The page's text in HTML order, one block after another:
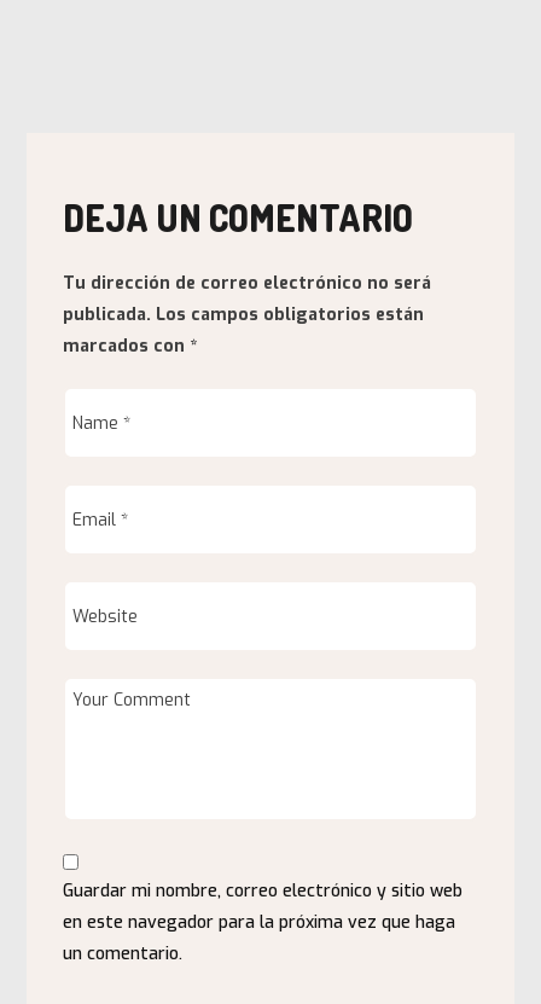
DEJA UN COMENTARIO
Tu dirección de correo electrónico no será
publicada. Los campos obligatorios están
marcados con *
Guardar mi nombre, correo electrónico y sitio web
en este navegador para la próxima vez que haga
un comentario.